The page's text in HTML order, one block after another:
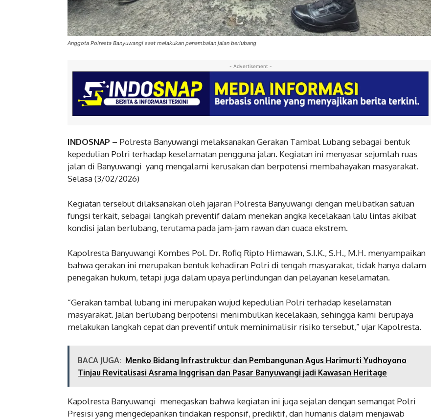
Anggota Polresta Banyuwangi saat melakukan penambalan jalan berlubang
- Advertisement -
INDOSNAP – Polresta Banyuwangi melaksanakan Gerakan Tambal Lubang sebagai bentuk
kepedulian Polri terhadap keselamatan pengguna jalan. Kegiatan ini menyasar sejumlah ruas
jalan di Banyuwangi yang mengalami kerusakan dan berpotensi membahayakan masyarakat.
Selasa (3/02/2026)
Kegiatan tersebut dilaksanakan oleh jajaran Polresta Banyuwangi dengan melibatkan satuan
fungsi terkait, sebagai langkah preventif dalam menekan angka kecelakaan lalu lintas akibat
kondisi jalan berlubang, terutama pada jam-jam rawan dan cuaca ekstrem.
Kapolresta Banyuwangi Kombes Pol. Dr. Rofiq Ripto Himawan, S.I.K., S.H., M.H. menyampaikan
bahwa gerakan ini merupakan bentuk kehadiran Polri di tengah masyarakat, tidak hanya dalam
penegakan hukum, tetapi juga dalam upaya perlindungan dan pelayanan keselamatan.
“Gerakan tambal lubang ini merupakan wujud kepedulian Polri terhadap keselamatan
masyarakat. Jalan berlubang berpotensi menimbulkan kecelakaan, sehingga kami berupaya
melakukan langkah cepat dan preventif untuk meminimalisir risiko tersebut,” ujar Kapolresta.
BACA JUGA: Menko Bidang Infrastruktur dan Pembangunan Agus Harimurti Yudhoyono
Tinjau Revitalisasi Asrama Inggrisan dan Pasar Banyuwangi jadi Kawasan Heritage
Kapolresta Banyuwangi menegaskan bahwa kegiatan ini juga sejalan dengan semangat Polri
Presisi yang mengedepankan tindakan responsif, prediktif, dan humanis dalam menjawab